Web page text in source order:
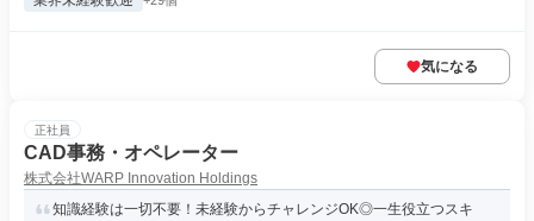
気になる
正社員
CAD事務・オペレーター
株式会社WARP Innovation Holdings
知識経験は一切不要！未経験からチャレンジOK◎一生役立つスキ